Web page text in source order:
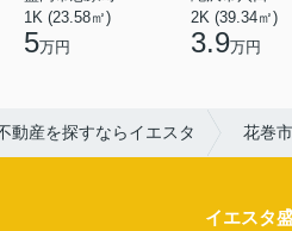
1K (23.58㎡)
5万円
2K (39.34㎡)
3.9万円
動産を探すならイエスタ 花巻
イエスタ